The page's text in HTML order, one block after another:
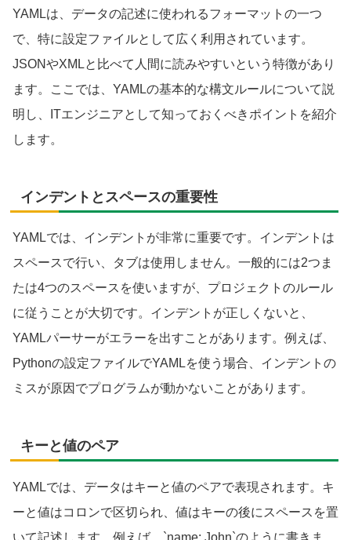
YAMLは、データの記述に使われるフォーマットの一つ
で、特に設定ファイルとして広く利用されています。
JSONやXMLと比べて人間に読みやすいという特徴があり
ます。ここでは、YAMLの基本的な構文ルールについて説
明し、ITエンジニアとして知っておくべきポイントを紹介
します。
インデントとスペースの重要性
YAMLでは、インデントが非常に重要です。インデントは
スペースで行い、タブは使用しません。一般的には2つま
たは4つのスペースを使いますが、プロジェクトのルール
に従うことが大切です。インデントが正しくないと、
YAMLパーサーがエラーを出すことがあります。例えば、
Pythonの設定ファイルでYAMLを使う場合、インデントの
ミスが原因でプログラムが動かないことがあります。
キーと値のペア
YAMLでは、データはキーと値のペアで表現されます。キ
ーと値はコロンで区切られ、値はキーの後にスペースを置
いて記述します。例えば、`name: John`のように書きま